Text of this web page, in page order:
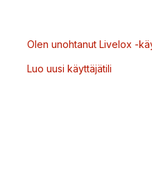
Olen unohtanut Livelox -
Luo uusi käyttäjätili